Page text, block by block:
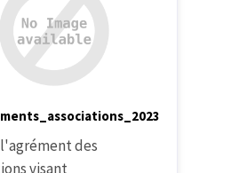
des
visant